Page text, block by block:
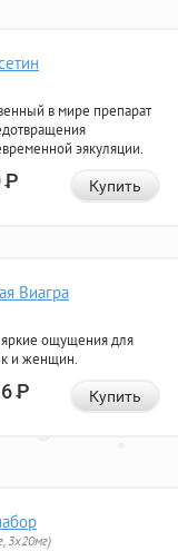
в мире препарат
эякуляции.
Р Купить
Виагра
ощущения для
и женщин.
Р Купить
3x20мг)